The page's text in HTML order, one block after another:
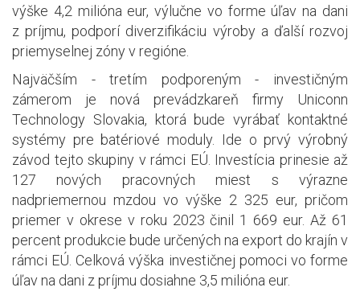
výške 4,2 milióna eur, výlučne vo forme úľav na dani
z príjmu, podporí diverzifikáciu výroby a ďalší rozvoj
priemyselnej zóny v regióne.
Najväčším - tretím podporeným - investičným
zámerom je nová prevádzkareň firmy Uniconn
Technology Slovakia, ktorá bude vyrábať kontaktné
systémy pre batériové moduly. Ide o prvý výrobný
závod tejto skupiny v rámci EÚ. Investícia prinesie až
127 nových pracovných miest s výrazne
nadpriemernou mzdou vo výške 2 325 eur, pričom
priemer v okrese v roku 2023 činil 1 669 eur. Až 61
percent produkcie bude určených na export do krajín v
rámci EÚ. Celková výška investičnej pomoci vo forme
úľav na dani z príjmu dosiahne 3,5 milióna eur.